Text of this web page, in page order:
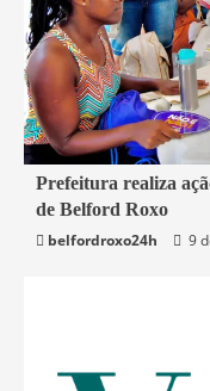
2 min read
Belford Roxo
Prefeitura realiza
de Belford Roxo
belfordroxo24h
9